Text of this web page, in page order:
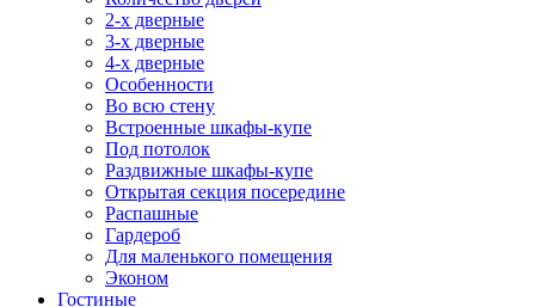
2-х дверные
3-х дверные
4-х дверные
Особенности
Во всю стену
Встроенные шкафы-купе
Под потолок
Раздвижные шкафы-купе
Открытая секция посередине
Распашные
Гардероб
Для маленького помещения
Эконом
Гостиные